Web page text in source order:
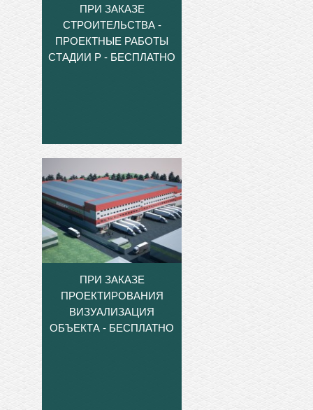
ПРИ ЗАКАЗЕ
СТРОИТЕЛЬСТВА -
ПРОЕКТНЫЕ РАБОТЫ
СТАДИИ Р - БЕСПЛАТНО
ПРИ ЗАКАЗЕ
ПРОЕКТИРОВАНИЯ
ВИЗУАЛИЗАЦИЯ
ОБЪЕКТА - БЕСПЛАТНО